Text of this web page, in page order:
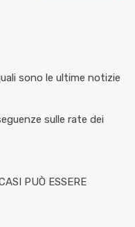
sono le ultime notizie
sulle rate dei
PUÒ ESSERE